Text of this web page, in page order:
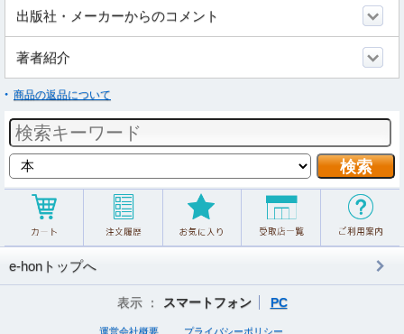
出版社・メーカーからのコメント
著者紹介
商品の返品について
e-honトップへ
表示 ： スマートフォン PC
運営会社概要 プライバシーポリシー